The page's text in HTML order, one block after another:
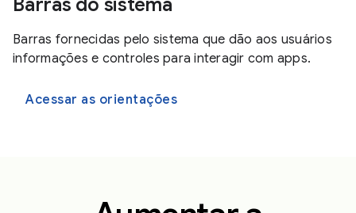
Barras do sistema
Barras fornecidas pelo sistema que dão aos usuários
informações e controles para interagir com apps.
Acessar as orientações